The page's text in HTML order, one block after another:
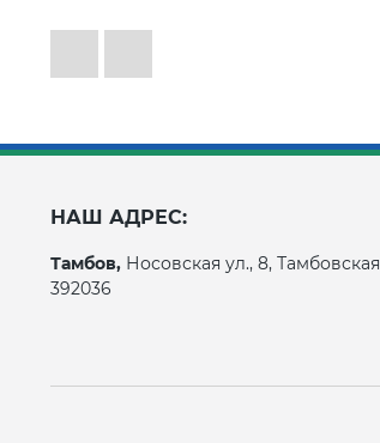
НАШ АДРЕС:
Тамбов, Носовская ул., 8,
392036